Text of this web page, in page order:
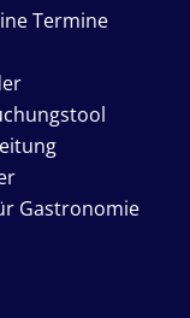
Termine
Gastronomie